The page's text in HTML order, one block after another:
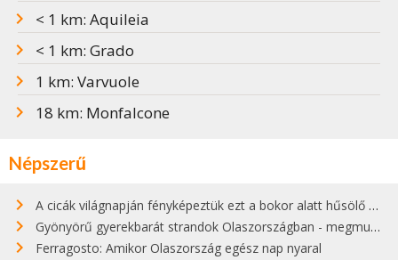
< 1 km: Aquileia
< 1 km: Grado
1 km: Varvuole
18 km: Monfalcone
Népszerű
A cicák világnapján fényképeztük ezt a bokor alatt hűsölő cicát Kisorosziban
Gyönyörű gyerekbarát strandok Olaszországban - megmutatjuk a 15 legjobbat
Ferragosto: Amikor Olaszország egész nap nyaral